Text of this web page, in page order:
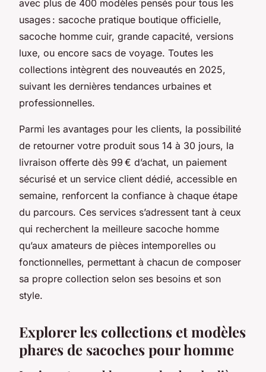
avec plus de 400 modèles pensés pour tous les
usages : sacoche pratique boutique officielle,
sacoche homme cuir, grande capacité, versions
luxe, ou encore sacs de voyage. Toutes les
collections intègrent des nouveautés en 2025,
suivant les dernières tendances urbaines et
professionnelles.
Parmi les avantages pour les clients, la possibilité
de retourner votre produit sous 14 à 30 jours, la
livraison offerte dès 99 € d’achat, un paiement
sécurisé et un service client dédié, accessible en
semaine, renforcent la confiance à chaque étape
du parcours. Ces services s’adressent tant à ceux
qui recherchent la meilleure sacoche homme
qu’aux amateurs de pièces intemporelles ou
fonctionnelles, permettant à chacun de composer
sa propre collection selon ses besoins et son
style.
Explorer les collections et modèles
phares de sacoches pour homme